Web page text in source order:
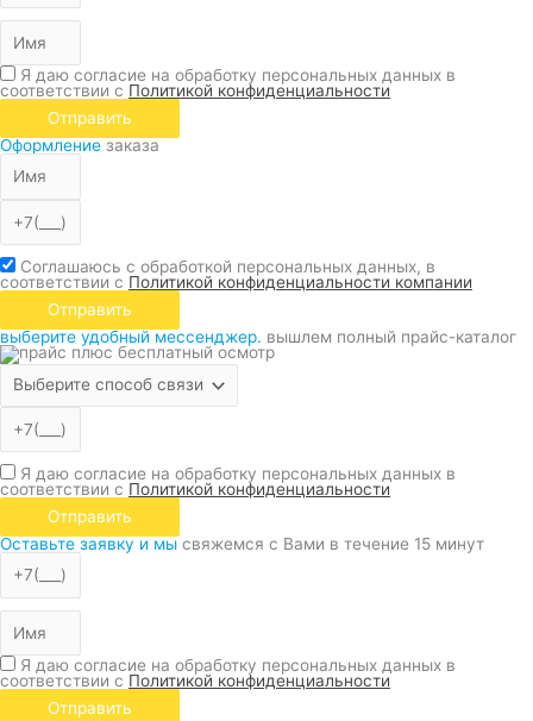
Я даю согласие на обработку персональных данных в
соответствии с Политикой конфиденциальности
Отправить
Оформление заказа
Соглашаюсь с обработкой персональных данных, в
соответствии с Политикой конфиденциальности компании
Отправить
выберите удобный мессенджер. вышлем полный прайс-каталог
Я даю согласие на обработку персональных данных в
соответствии с Политикой конфиденциальности
Отправить
Оставьте заявку и мы свяжемся с Вами в течение 15 минут
Я даю согласие на обработку персональных данных в
соответствии с Политикой конфиденциальности
Отправить